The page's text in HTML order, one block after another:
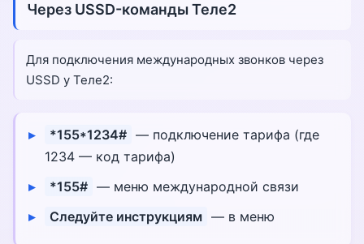
Через USSD-команды Теле2
Для подключения международных звонков через
USSD у Теле2:
*155*1234# — подключение тарифа (где
1234 — код тарифа)
*155# — меню международной связи
Следуйте инструкциям — в меню